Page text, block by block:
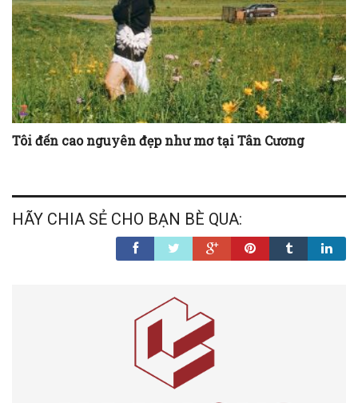
Tôi đến cao nguyên đẹp như mơ tại Tân Cương
HÃY CHIA SẺ CHO BẠN BÈ QUA: